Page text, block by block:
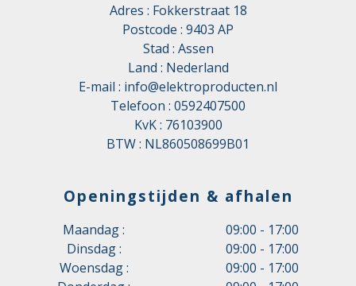
Adres : Fokkerstraat 18
Postcode : 9403 AP
Stad : Assen
Land : Nederland
E-mail : info@elektroproducten.nl
Telefoon : 0592407500
KvK : 76103900
BTW : NL860508699B01
Openingstijden & afhalen
Maandag :
09:00 - 17:00
Dinsdag :
09:00 - 17:00
Woensdag :
09:00 - 17:00